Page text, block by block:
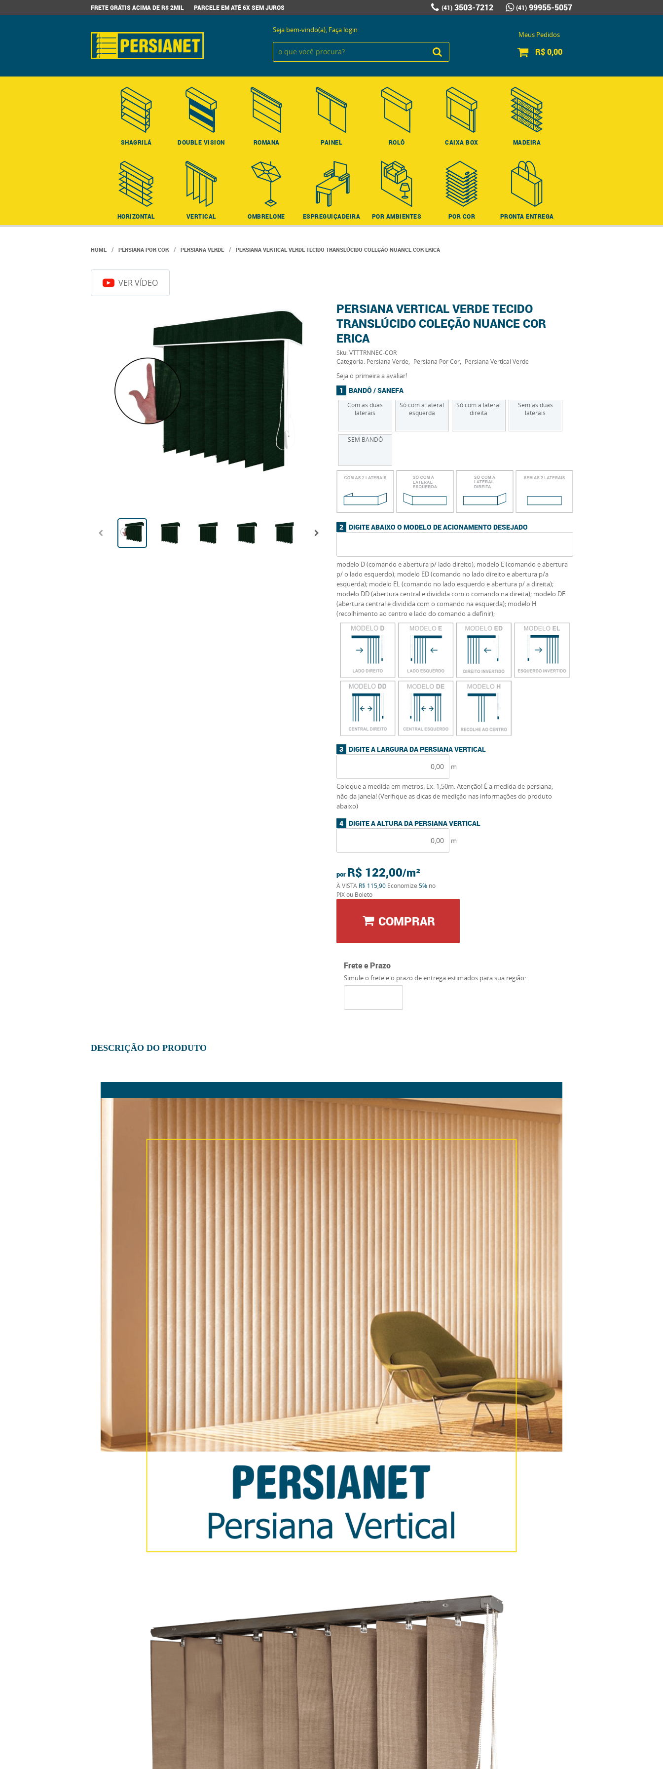
FRETE GRÁTIS ACIMA DE R$ 2MIL PARCELE EM ATÉ 6X SEM JUROS (41) 3503-7212 (41) 99955-5057
Seja bem-vindo(a), Faça login
Meus Pedidos
R$ 0,00
SHAGRILÁ DOUBLE VISION ROMANA PAINEL ROLÔ CAIXA BOX MADEIRA
HORIZONTAL VERTICAL OMBRELONE ESPREGUIÇADEIRA POR AMBIENTES POR COR PRONTA ENTREGA
HOME PERSIANA POR COR PERSIANA VERDE PERSIANA VERTICAL VERDE TECIDO TRANSLÚCIDO COLEÇÃO NUANCE COR ERICA
VER VÍDEO
PERSIANA VERTICAL VERDE TECIDO
TRANSLÚCIDO COLEÇÃO NUANCE COR
ERICA
Sku:VTTTRNNEC-COR
Categoria: Persiana Verde Persiana Por Cor Persiana Vertical Verde
Seja o primeira a avaliar!
BANDÔ / SANEFA
Com as duas
laterais
Só com a lateral
esquerda
Só com a lateral
direita
Sem as duas
laterais
SEM BANDÔ
DIGITE ABAIXO O MODELO DE ACIONAMENTO DESEJADO
modelo D (comando e abertura p/ lado direito); modelo E (comando e abertura
p/ o lado esquerdo); modelo ED (comando no lado direito e abertura p/a
esquerda); modelo EL (comando no lado esquerdo e abertura p/ a direita);
modelo DD (abertura central e dividida com o comando na direita); modelo DE
(abertura central e dividida com o comando na esquerda); modelo H
(recolhimento ao centro e lado do comando a definir);
DIGITE A LARGURA DA PERSIANA VERTICAL
m
Coloque a medida em metros. Ex: 1,50m. Atenção! É a medida de persiana,
não da janela! (Verifique as dicas de medição nas informações do produto
abaixo)
DIGITE A ALTURA DA PERSIANA VERTICAL
m
por R$ 122,00
À VISTA R$ 115,90Economize 5%no
PIX ou Boleto
COMPRAR
Frete e Prazo
Simule o frete e o prazo de entrega estimados para sua região:
DESCRIÇÃO DO PRODUTO